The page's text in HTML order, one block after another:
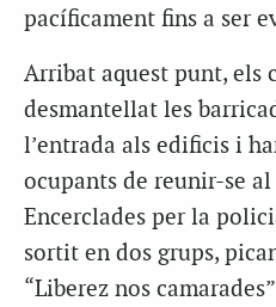
pacíficament fins a ser
Arribat aquest punt, els
desmantellat les
l’entrada als edificis i
ocupants de reunir-se
Encerclades per la
sortit en dos grups,
“Liberez nos